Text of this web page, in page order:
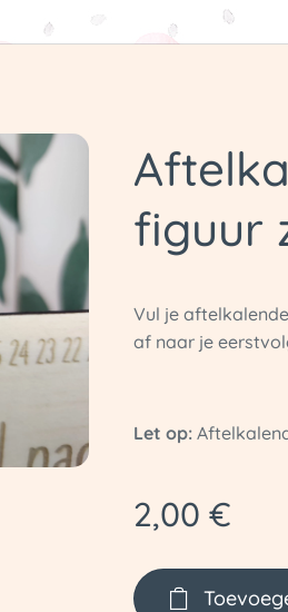
figuur
Vul je
af naar je
Let op:
2,00 €